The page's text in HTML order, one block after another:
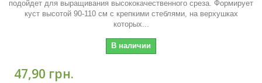
подойдет для выращивания высококачественного среза. Формирует
куст высотой 90-110 см с крепкими стеблями, на верхушках
которых...
В наличии
47,90 грн.